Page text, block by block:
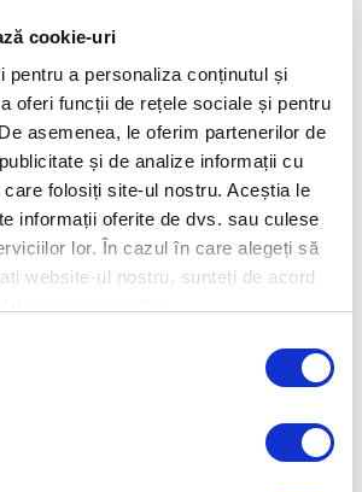
cookie-uri
pentru a personaliza conținutul și
oferi funcții de rețele sociale și pentru
asemenea, le oferim partenerilor de
și de analize informații cu
folosiți site-ul nostru. Aceștia le
informații oferite de dvs. sau culese
lor. În cazul în care alegeți să
website-ul nostru, sunteți de acord
Relații Clienți
clienți ESET vă poate ajuta să
despre abonament și multe altele.
RELAȚII CLIENȚI
utilizând formularul interactiv